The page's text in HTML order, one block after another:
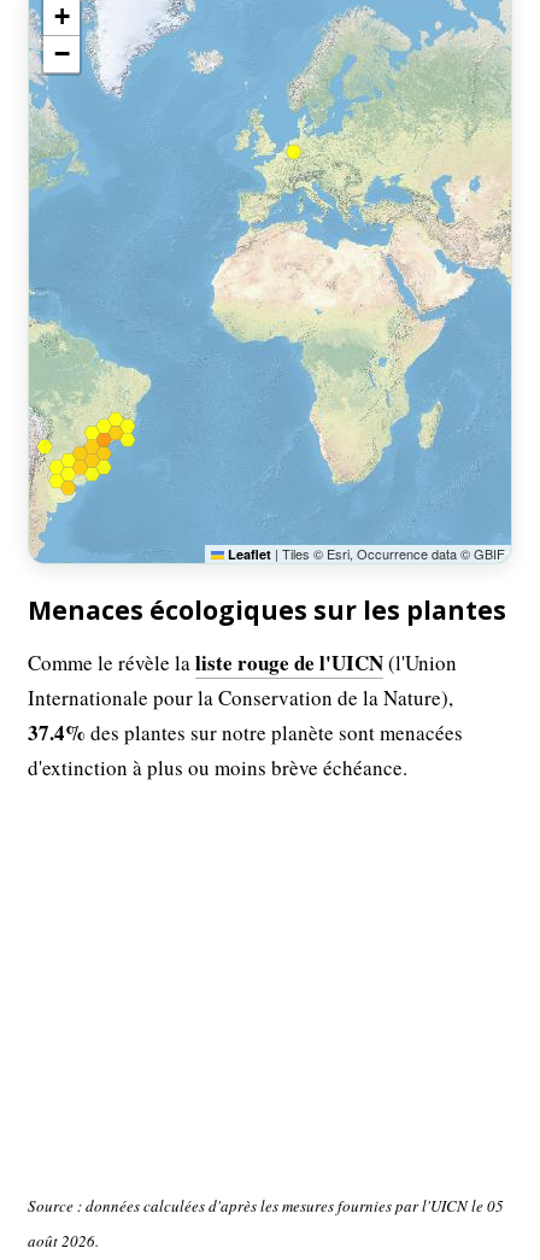
+
−
Leaflet | Tiles © Esri, Occurrence data © GBIF
Menaces écologiques sur les plantes
Comme le révèle laliste rouge de l'UICN(l'Union
Internationale pour la Conservation de la Nature),
37.4% des plantes sur notre planète sont menacées
d'extinction à plus ou moins brève échéance.
Source : données calculées d'après les mesures fournies par l'UICN le 05
août 2026.